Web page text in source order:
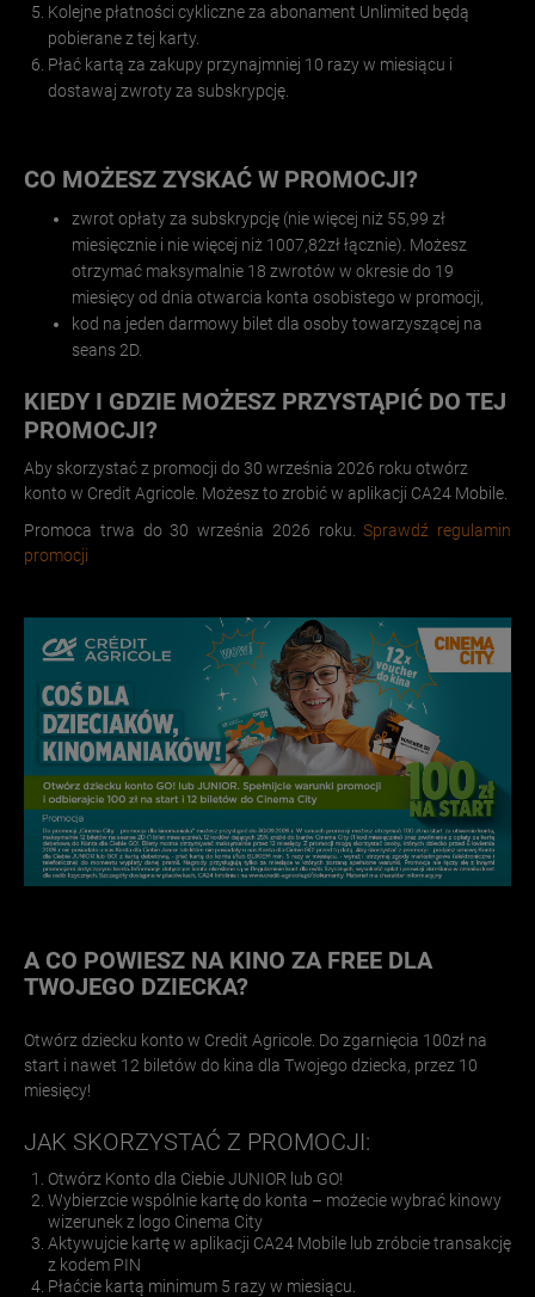
Kolejne płatności cykliczne za abonament Unlimited będą
pobierane z tej karty.
Płać kartą za zakupy przynajmniej 10 razy w miesiącu i
dostawaj zwroty za subskrypcję.
CO MOŻESZ ZYSKAĆ W PROMOCJI?
zwrot opłaty za subskrypcję (nie więcej niż 55,99 zł
miesięcznie i nie więcej niż 1007,82zł łącznie). Możesz
otrzymać maksymalnie 18 zwrotów w okresie do 19
miesięcy od dnia otwarcia konta osobistego w promocji,
kod na jeden darmowy bilet dla osoby towarzyszącej na
seans 2D.
KIEDY I GDZIE MOŻESZ PRZYSTĄPIĆ DO TEJ
PROMOCJI?
Aby skorzystać z promocji do 30 września 2026 roku otwórz
konto w Credit Agricole. Możesz to zrobić w aplikacji CA24 Mobile.
Promoca trwa do 30 września 2026 roku.Sprawdź regulamin
promocji
A CO POWIESZ NA KINO ZA FREE DLA
TWOJEGO DZIECKA?
Otwórz dziecku konto w Credit Agricole. Do zgarnięcia 100zł na
start i nawet 12 biletów do kina dla Twojego dziecka, przez 10
miesięcy!
JAK SKORZYSTAĆ Z PROMOCJI:
Otwórz Konto dla Ciebie JUNIOR lub GO!
Wybierzcie wspólnie kartę do konta – możecie wybrać kinowy
wizerunek z logo Cinema City
Aktywujcie kartę w aplikacji CA24 Mobile lub zróbcie transakcję
z kodem PIN
Płaćcie kartą minimum 5 razy w miesiącu.